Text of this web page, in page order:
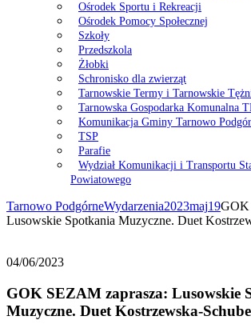
Ośrodek Sportu i Rekreacji
Ośrodek Pomocy Społecznej
Szkoły
Przedszkola
Żłobki
Schronisko dla zwierząt
Tarnowskie Termy i Tarnowskie
Tarnowska Gospodarka Komunalna
Komunikacja Gminy Tarnowo
TSP
Parafie
Wydział Komunikacji i Transportu
Powiatowego
Tarnowo PodgórneWydarzenia2023maj19GOK
Lusowskie Spotkania Muzyczne. Duet
04/06/2023
GOK SEZAM zaprasza: Lusowskie
Muzyczne. Duet Kostrzewska-